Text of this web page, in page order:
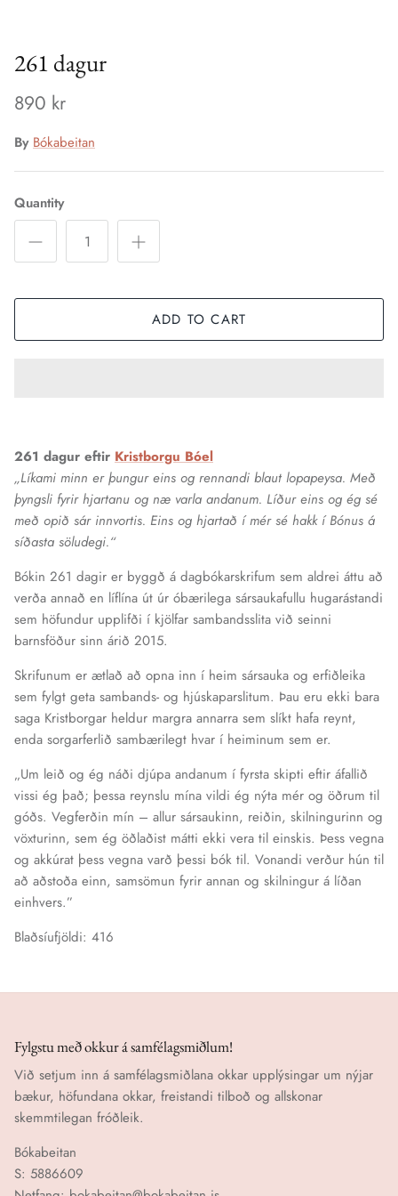
261 dagur
890 kr
By Bókabeitan
Quantity
ADD TO CART
261 dagur eftir Kristborgu Bóel
„Líkami minn er þungur eins og rennandi blaut lopapeysa. Með
þyngsli fyrir hjartanu og næ varla andanum. Líður eins og ég sé
með opið sár innvortis. Eins og hjartað í mér sé hakk í Bónus á
síðasta söludegi.“
Bókin 261 dagir er byggð á dagbókarskrifum sem aldrei áttu að
verða annað en líflína út úr óbærilega sársaukafullu hugarástandi
sem höfundur upplifði í kjölfar sambandsslita við seinni
barnsföður sinn árið 2015.
Skrifunum er ætlað að opna inn í heim sársauka og erfiðleika
sem fylgt geta sambands- og hjúskaparslitum. Þau eru ekki bara
saga Kristborgar heldur margra annarra sem slíkt hafa reynt,
enda sorgarferlið sambærilegt hvar í heiminum sem er.
„Um leið og ég náði djúpa andanum í fyrsta skipti eftir áfallið
vissi ég það; þessa reynslu mína vildi ég nýta mér og öðrum til
góðs. Vegferðin mín – allur sársaukinn, reiðin, skilningurinn og
vöxturinn, sem ég öðlaðist mátti ekki vera til einskis. Þess vegna
og akkúrat þess vegna varð þessi bók til. Vonandi verður hún til
að aðstoða einn, samsömun fyrir annan og skilningur á líðan
einhvers.”
Blaðsíufjöldi: 416
Fylgstu með okkur á samfélagsmiðlum!
Við setjum inn á samfélagsmiðlana okkar upplýsingar um nýjar
bækur, höfundana okkar, freistandi tilboð og allskonar
skemmtilegan fróðleik.
Bókabeitan
S: 5886609